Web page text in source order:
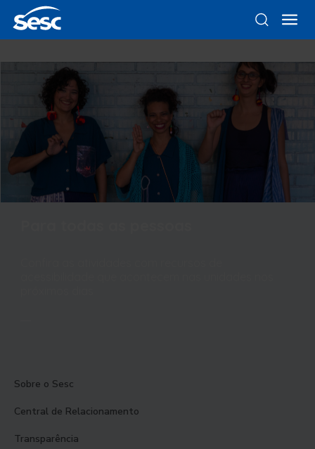
Sobre o Sesc
Central de Relacionamento
Transparência